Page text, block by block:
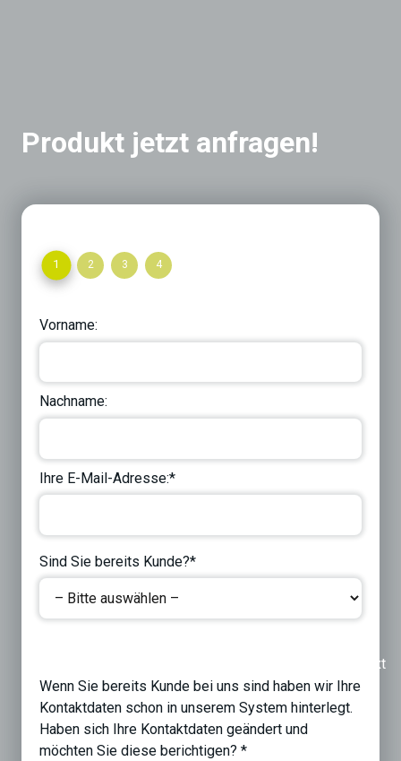
Produkt jetzt anfragen!
1 2 3 4
Vorname:
Nachname:
Ihre E-Mail-Adresse:*
Sind Sie bereits Kunde?*
Next
Wenn Sie bereits Kunde bei uns sind haben wir Ihre
Kontaktdaten schon in unserem System hinterlegt.
Haben sich Ihre Kontaktdaten geändert und
möchten Sie diese berichtigen? *